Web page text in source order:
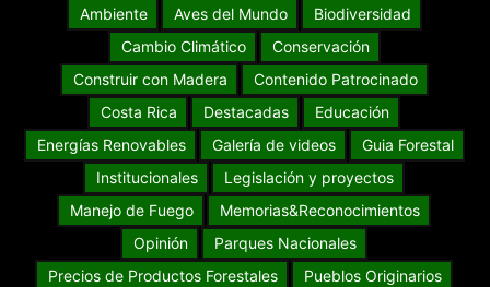
Ambiente
Aves del Mundo
Biodiversidad
Cambio Climático
Conservación
Construir con Madera
Contenido Patrocinado
Costa Rica
Destacadas
Educación
Energías Renovables
Galería de videos
Guia Forestal
Institucionales
Legislación y proyectos
Manejo de Fuego
Memorias&Reconocimientos
Opinión
Parques Nacionales
Precios de Productos Forestales
Pueblos Originarios